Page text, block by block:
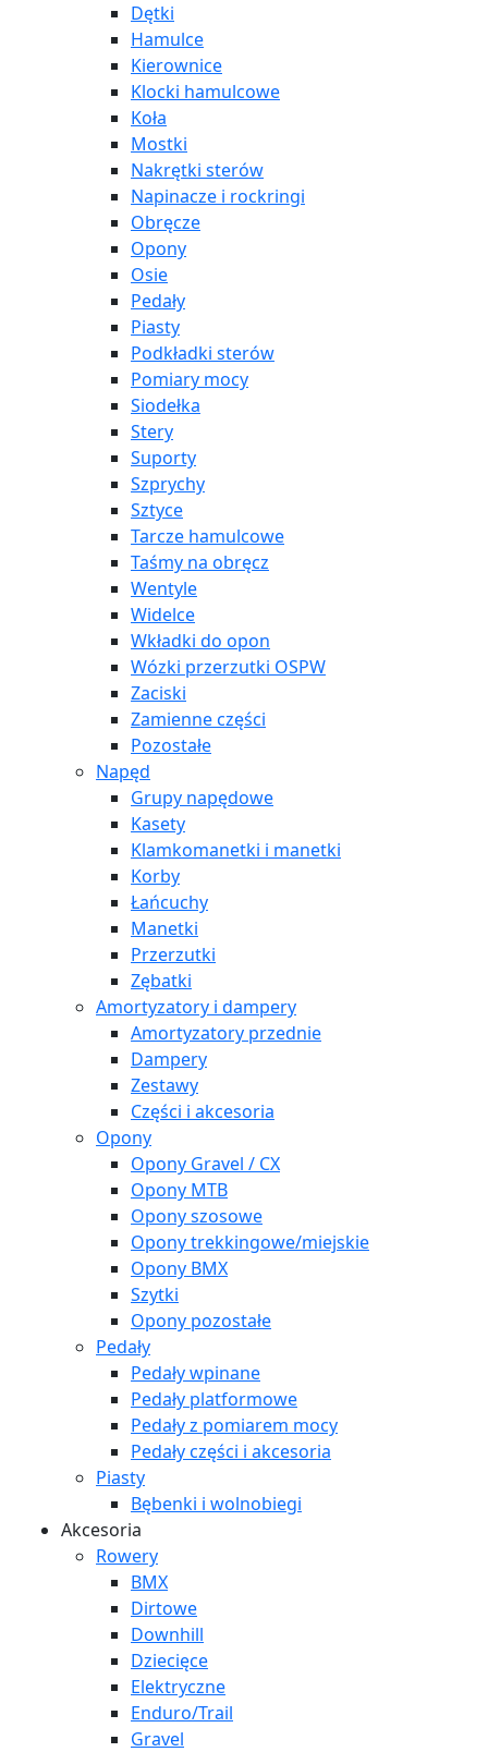
Dętki
Hamulce
Kierownice
Klocki hamulcowe
Koła
Mostki
Nakrętki sterów
Napinacze i rockringi
Obręcze
Opony
Osie
Pedały
Piasty
Podkładki sterów
Pomiary mocy
Siodełka
Stery
Suporty
Szprychy
Sztyce
Tarcze hamulcowe
Taśmy na obręcz
Wentyle
Widelce
Wkładki do opon
Wózki przerzutki OSPW
Zaciski
Zamienne części
Pozostałe
Napęd
Grupy napędowe
Kasety
Klamkomanetki i manetki
Korby
Łańcuchy
Manetki
Przerzutki
Zębatki
Amortyzatory i dampery
Amortyzatory przednie
Dampery
Zestawy
Części i akcesoria
Opony
Opony Gravel / CX
Opony MTB
Opony szosowe
Opony trekkingowe/miejskie
Opony BMX
Szytki
Opony pozostałe
Pedały
Pedały wpinane
Pedały platformowe
Pedały z pomiarem mocy
Pedały części i akcesoria
Piasty
Bębenki i wolnobiegi
Akcesoria
Rowery
BMX
Dirtowe
Downhill
Dziecięce
Elektryczne
Enduro/Trail
Gravel